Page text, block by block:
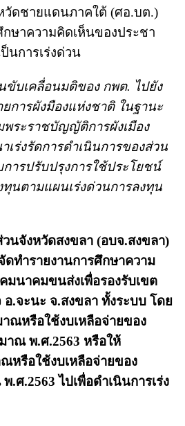
วัดชายแดนภาคใต้ (ศอ.บต.)
กษาความคิดเห็นของประชา
นการเร่งด่วน
ขับเคลื่อนมติของ กพต. ไปยัง
การผังมืองแห่งชาติ ในฐานะ
พระราชบัญญัติการผังเมือง
เร่งรัดการดำเนินการของส่วน
การปรับปรุงการใช้ประโยชน์
ทุนตามแผนเร่งด่วนการลงทุน
นจังหวัดสงขลา (อบจ.สงขลา)
ดทำรายงานการศึกษาความ
มนาคมขนส่งเพื่อรองรับเขต
.จะนะ จ.สงขลา ทั้งระบบ โดย
ณหรือใช้งบเหลือจ่ายของ
าณ พ.ศ.2563 หรือให้
หรือใช้งบเหลือจ่ายของ
ศ.2563 ไปเพื่อดำเนินการเร่ง